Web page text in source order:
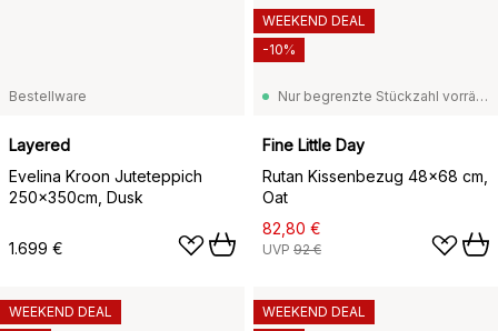
Bestellware
Layered
Evelina Kroon Juteteppich
250x350cm, Dusk
1.699 €
Nur begrenzte Stückzahl vorrätig
Fine Little Day
Rutan Kissenbezug 48x68 cm,
Oat
82,80 €
UVP 92 €
WEEKEND DEAL
-10%
WEEKEND DEAL
WEEKEND DEAL